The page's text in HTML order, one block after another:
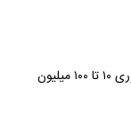
وام برای یارانه بگیران بدون ضامن | وام فوری ۱۰ تا ۱۰۰ میلیون